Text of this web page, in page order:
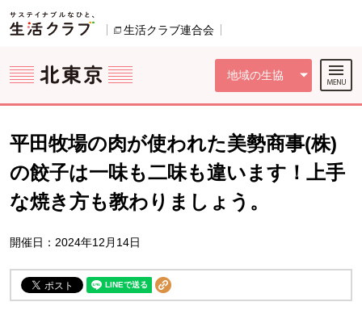
ページの先頭です。
生活クラブ連合会
地域の生協
ここからサイト内共通メニューです。
サイト内共通メニューをスキップする
サイト内共通メニューここまで。
平田牧場の肉が使われた美勢商事(株)
の餃子は一味も二味も違います！上手
な焼き方も教わりましょう。
開催日：2024年12月14日